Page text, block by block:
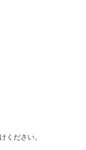
ください。